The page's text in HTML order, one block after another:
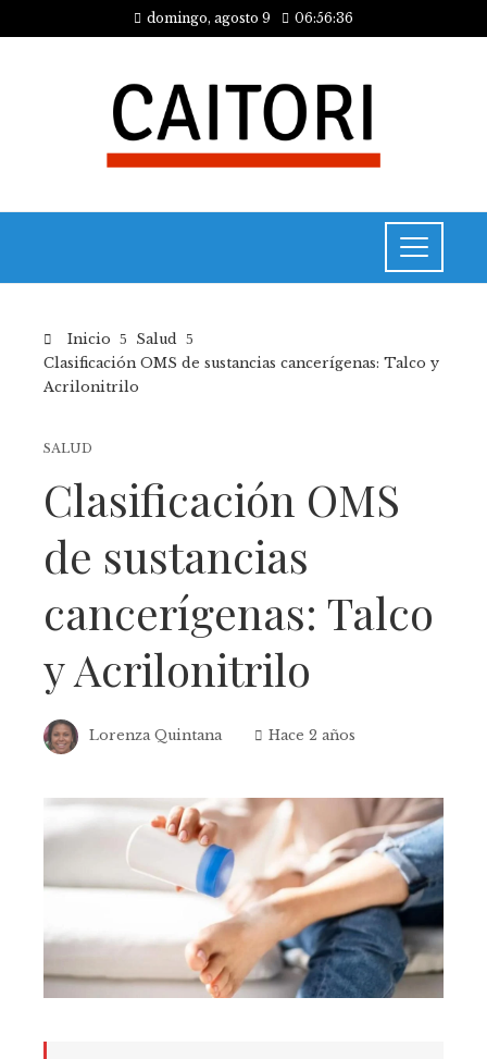
domingo, agosto 9 06:56:36
Inicio
Salud
Clasificación OMS de sustancias cancerígenas: Talco y
Acrilonitrilo
SALUD
Clasificación OMS
de sustancias
cancerígenas: Talco
y Acrilonitrilo
Lorenza Quintana Hace 2 años